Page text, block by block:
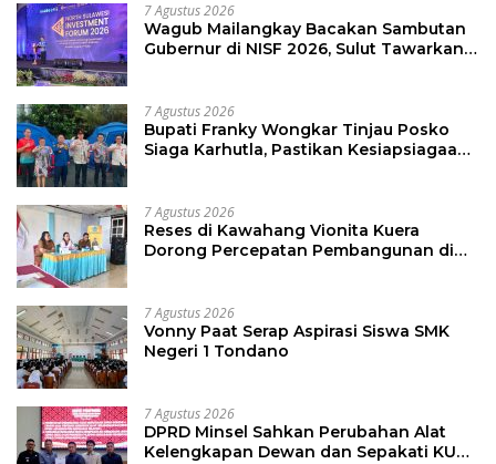
7 Agustus 2026
Wagub Mailangkay Bacakan Sambutan
Gubernur di NISF 2026, Sulut Tawarkan
7 Agustus 2026
Bupati Franky Wongkar Tinjau Posko
Siaga Karhutla, Pastikan Kesiapsiagaan
7 Agustus 2026
Reses di Kawahang Vionita Kuera
Dorong Percepatan Pembangunan di
7 Agustus 2026
Vonny Paat Serap Aspirasi Siswa SMK
Negeri 1 Tondano
7 Agustus 2026
DPRD Minsel Sahkan Perubahan Alat
Kelengkapan Dewan dan Sepakati KUA-